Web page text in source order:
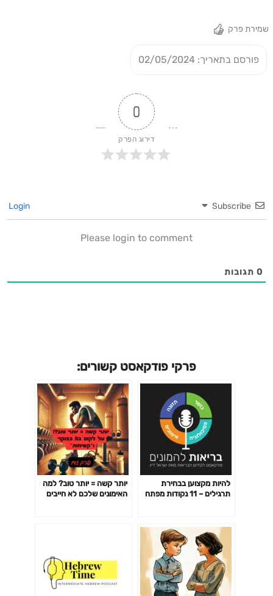
שמירת פרק
פורסם בתאריך: 02/05/2024
0
דירוג הפרק
Subscribe
Please login to comment
0 תגובות
פרקי פודקאסט קשורים:
להיות מקצוען בבחירת
תרגילים – 11 נקודות מפתח
יותר קשה = יותר טוב? למה
האימונים שלכם לא חייבים